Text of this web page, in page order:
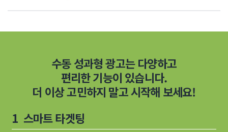
수동 성과형 광고는 다양하고
편리한 기능이 있습니다.
더 이상 고민하지 말고 시작해 보세요!
1 스마트 타겟팅